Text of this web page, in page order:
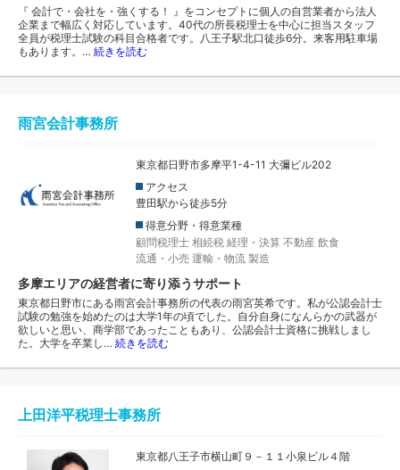
『 会計で・会社を・強くする！ 』をコンセプトに個人の自営業者から法人
企業まで幅広く対応しています。40代の所長税理士を中心に担当スタッフ
全員が税理士試験の科目合格者です。八王子駅北口徒歩6分。来客用駐車場
もあります。… 続きを読む
雨宮会計事務所
東京都日野市多摩平1-4-11 大彌ビル202
アクセス
豊田駅から徒歩5分
得意分野・得意業種
顧問税理士 相続税 経理・決算 不動産 飲食
流通・小売 運輸・物流 製造
多摩エリアの経営者に寄り添うサポート
東京都日野市にある雨宮会計事務所の代表の雨宮英希です。私が公認会計士
試験の勉強を始めたのは大学1年の頃でした。自分自身になんらかの武器が
欲しいと思い、商学部であったこともあり、公認会計士資格に挑戦しまし
た。大学を卒業し… 続きを読む
上田洋平税理士事務所
東京都八王子市横山町９－１１小泉ビル４階